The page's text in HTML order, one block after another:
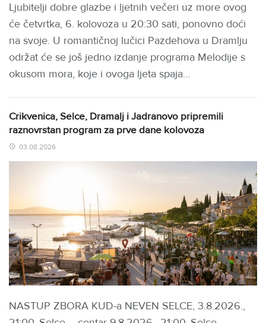
Ljubitelji dobre glazbe i ljetnih večeri uz more ovog
će četvrtka, 6. kolovoza u 20:30 sati, ponovno doći
na svoje. U romantičnoj lučici Pazdehova u Dramlju
održat će se još jedno izdanje programa Melodije s
okusom mora, koje i ovoga ljeta spaja…
Crikvenica, Selce, Dramalj i Jadranovo pripremili
raznovrstan program za prve dane kolovoza
03.08.2026
NASTUP ZBORA KUD-a NEVEN SELCE, 3.8.2026.,